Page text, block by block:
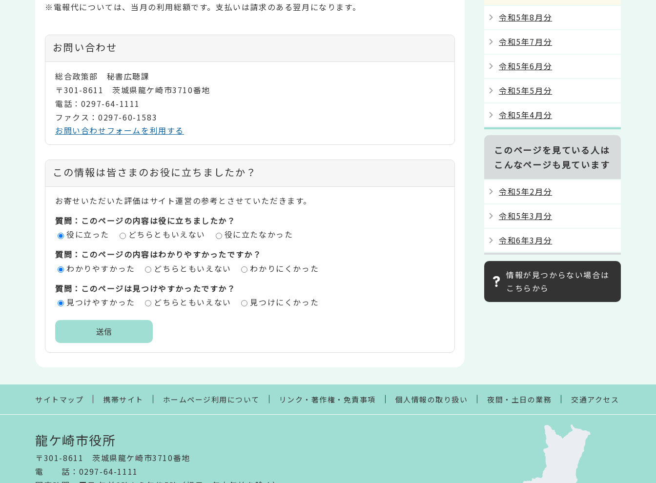
※電報代については、当月の利用総額です。支払いは請求のある翌月になります。
お問い合わせ
総合政策部 秘書広聴課
〒301-8611 茨城県龍ケ崎市3710番地
電話：0297-64-1111
ファクス：0297-60-1583
お問い合わせフォームを利用する
コ
ン
テ
ン
評
エ
この情報は皆さまのお役に立ちましたか？
お寄せいただいた評価はサイト運営の参考とさせていただきます。
質問：このページの内容は役に立ちましたか？
役に立った
どちらともいえない
役に立たなかった
質問：このページの内容はわかりやすかったですか？
わかりやすかった
どちらともいえない
わかりにくかった
質問：このページは見つけやすかったですか？
見つけやすかった
どちらともいえない 見つけにくかった
ま
令和5年8月分
令和5年7月分
令和5年6月分
令和5年5月分
令和5年4月分
このページを見ている人は
こんなページも見ています
令和5年2月分
令和5年3月分
令和6年3月分
情報が見つからない場合は
こちらから
サイトマップ 携帯サイト ホームページ利用について リンク・著作権・免責事項 個人情報の取り扱い 夜間・土日の業務 交通アクセス
龍ケ崎市役所
〒301-8611 茨城県龍ケ崎市3710番地
電話 ： 0297-64-1111